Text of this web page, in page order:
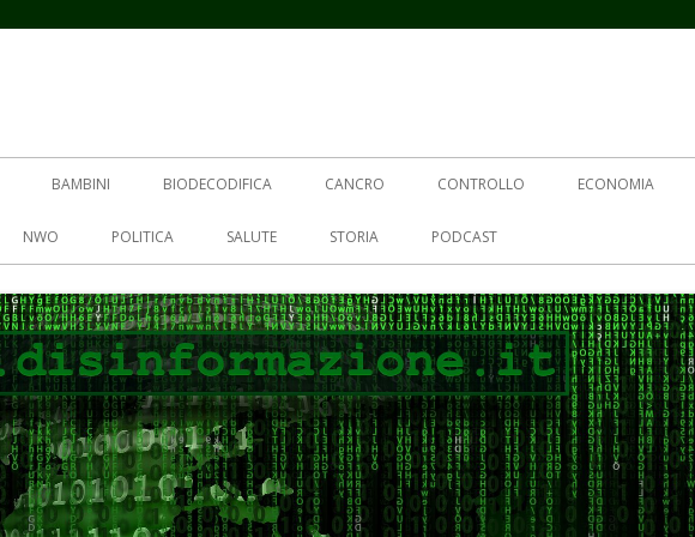
BAMBINI BIODECODIFICA CANCRO CONTROLLO ECONOMIA
NWO POLITICA SALUTE STORIA PODCAST